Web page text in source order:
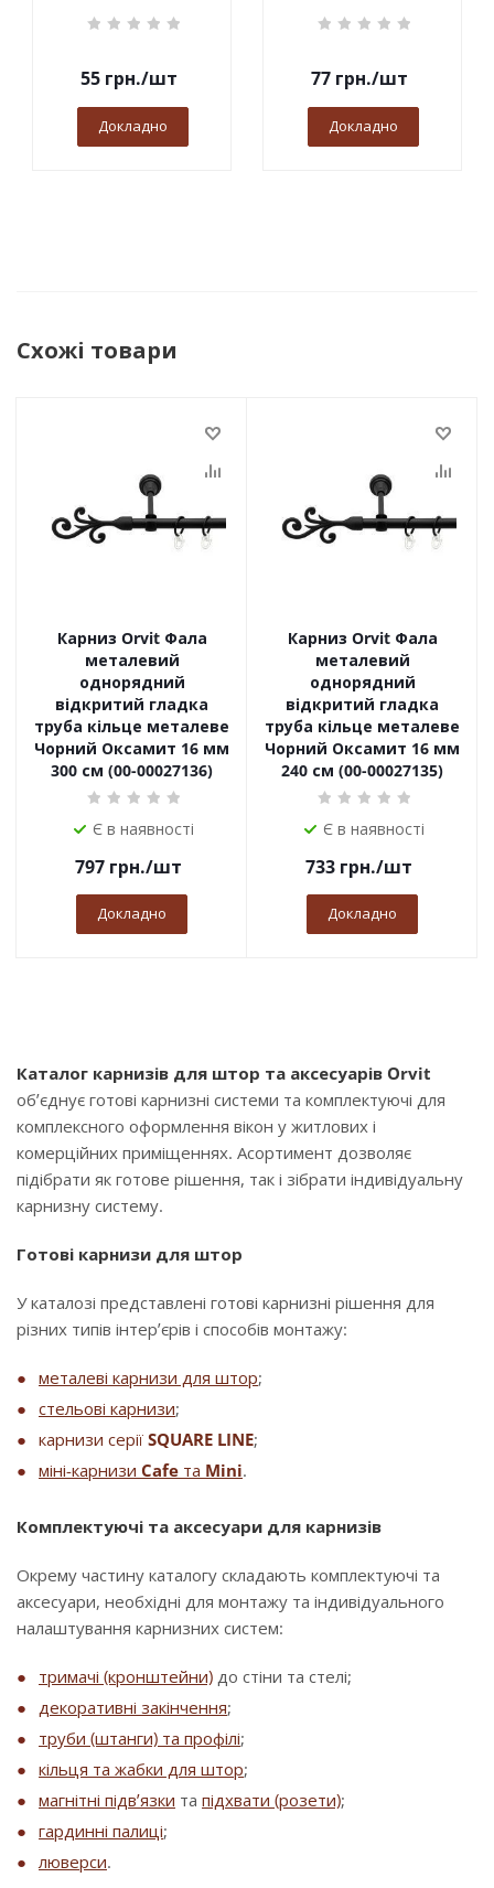
55грн./шт
Докладно
77грн./шт
Докладно
Схожі товари
Карниз Orvit Фала
металевий
однорядний
відкритий гладка
труба кільце металеве
Чорний Оксамит 16 мм
300 см (00-00027136)
Є в наявності
797грн./шт
Докладно
Карниз Orvit Фала
металевий
однорядний
відкритий гладка
труба кільце металеве
Чорний Оксамит 16 мм
240 см (00-00027135)
Є в наявності
733грн./шт
Докладно
Каталог карнизів для штор та аксесуарів Orvit
об’єднує готові карнизні системи та комплектуючі для
комплексного оформлення вікон у житлових і
комерційних приміщеннях. Асортимент дозволяє
підібрати як готове рішення, так і зібрати індивідуальну
карнизну систему.
Готові карнизи для штор
У каталозі представлені готові карнизні рішення для
різних типів інтер’єрів і способів монтажу:
металеві карнизи для штор;
стельові карнизи;
карнизи серії SQUARE LINE;
міні-карнизи Cafe та Mini.
Комплектуючі та аксесуари для карнизів
Окрему частину каталогу складають комплектуючі та
аксесуари, необхідні для монтажу та індивідуального
налаштування карнизних систем:
тримачі (кронштейни) до стіни та стелі;
декоративні закінчення;
труби (штанги) та профілі;
кільця та жабки для штор;
магнітні підв’язки та підхвати (розети);
гардинні палиці;
люверси.